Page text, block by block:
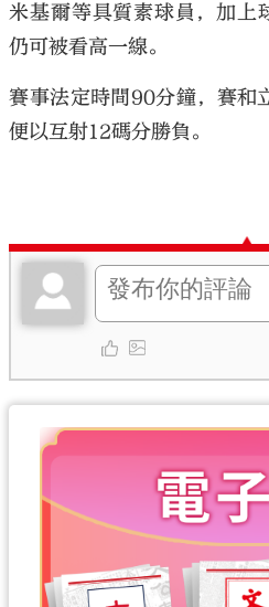
米基爾等具質素球員，加上
仍可被看高一線。
賽事法定時間90分鐘，賽和
便以互射12碼分勝負。